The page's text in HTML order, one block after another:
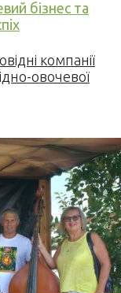
бізнес та
компанії
овочевої